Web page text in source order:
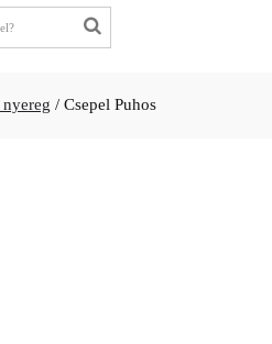
nyereg / Csepel Puhos